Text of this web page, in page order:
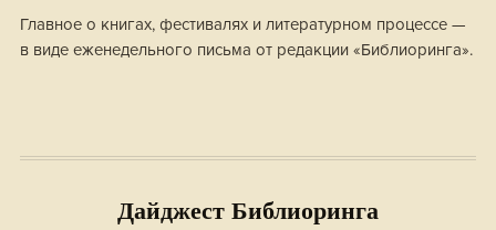
Главное о книгах, фестивалях и литературном процессе —
в виде еженедельного письма от редакции «Библиоринга».
Дайджест Библиоринга